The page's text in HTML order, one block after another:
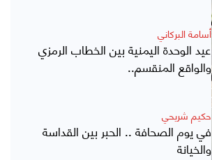
أسامة البركاني
عيد الوحدة اليمنية بين الخطاب الرمزي
والواقع المنقسم..
حكيم شريحي
في يوم الصحافة .. الحبر بين القداسة
والخيانة